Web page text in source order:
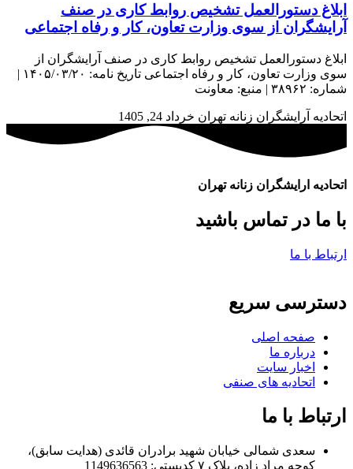
ابلاغ دستورالعمل تشخیص روابط کاری در صنف
آرایشگران از سوی وزارت تعاون، کار و رفاه اجتماعی
ابلاغ دستورالعمل تشخیص روابط کاری در صنف آرایشگران از
سوی وزارت تعاون، کار و رفاه اجتماعی تاریخ نامه: ۱۴۰۵/۰۳/۲۰ |
شماره: ۳۸۹۶۲ | منبع: معاونت
اتحادیه آرایشگران زنانه تهران خرداد 24, 1405
اتحادیه ارایشگران زنانه تهران
با ما در تماس باشید
ارتباط با ما
دسترسی سریع
صفحه اصلی
درباره ما
اخبار سایت
اتحادیه های صنفی
ارتباط با ما
سعدی شمالی خیابان شهید برادران قائدی (هدایت سابق)،
کوچه مراد زاده، پلاک ۷ کدپستی: 1149636563